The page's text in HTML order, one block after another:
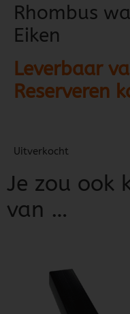
Rhombus
Eiken
Leverbaar
Reserveren
Uitverkocht
Je zou ook
van …